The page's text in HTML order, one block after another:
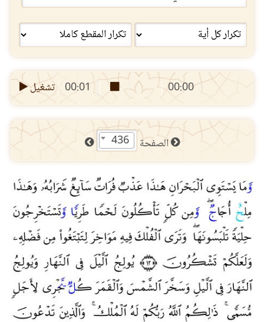
00:00
00:01 تشغيل
الصفحة 436